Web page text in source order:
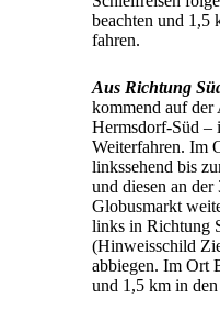
beachten und 1,5
fahren.
Aus Richtung
kommend auf der
Hermsdorf-Süd –
Weiterfahren. Im
linkssehend bis
und diesen an
Globusmarkt
links in Richtung
(Hinweisschild
abbiegen. Im Ort
und 1,5 km in